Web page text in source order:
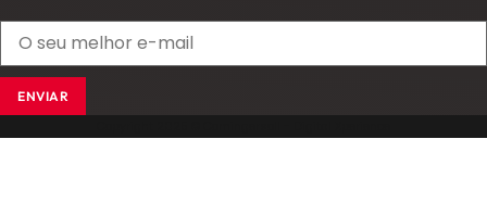
ENVIAR